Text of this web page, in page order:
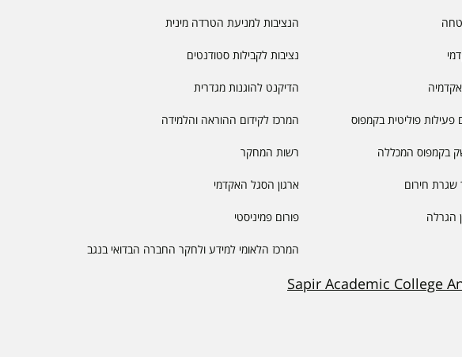
פעילות פוליטית בקמפוס
בקמפוס המכללה
חירום
הגרלה
הנציבות למניעת הטרדה מינית
נציבות לקבילות סטודנטים
הדיקנט להוגנות מגדרית
המרכז לקידום ההוראה והלמידה
רשות המחקר
ארגון הסגל האקדמי
פורום פמיניסטי
המרכז הלאומי למידע ולחקר החברה הבדואי בנגב
Sapir Academic College